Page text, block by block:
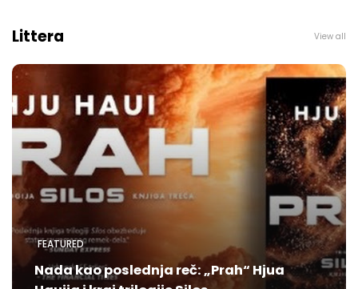
Littera View all
FEATURED
Nada kao poslednja reč: „Prah“ Hjua